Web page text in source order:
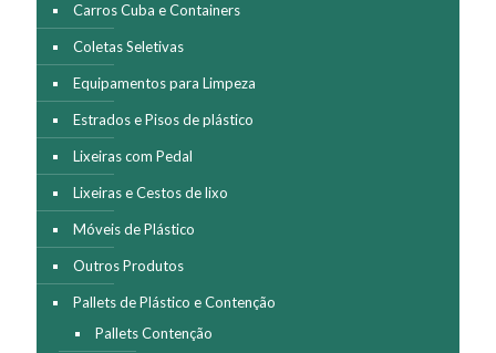
Carros Cuba e Containers
Coletas Seletivas
Equipamentos para Limpeza
Estrados e Pisos de plástico
Lixeiras com Pedal
Lixeiras e Cestos de lixo
Móveis de Plástico
Outros Produtos
Pallets de Plástico e Contenção
Pallets Contenção